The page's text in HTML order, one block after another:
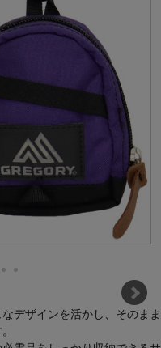
デザインを活かし、そのまま